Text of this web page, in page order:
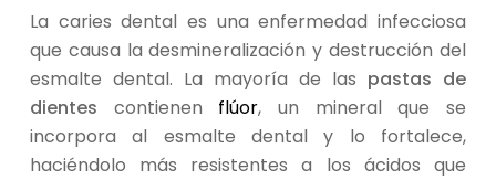
La caries dental es una enfermedad infecciosa
que causa la desmineralización y destrucción del
esmalte dental. La mayoría de las pastas de
dientes contienen flúor, un mineral que se
incorpora al esmalte dental y lo fortalece,
haciéndolo más resistentes a los ácidos que